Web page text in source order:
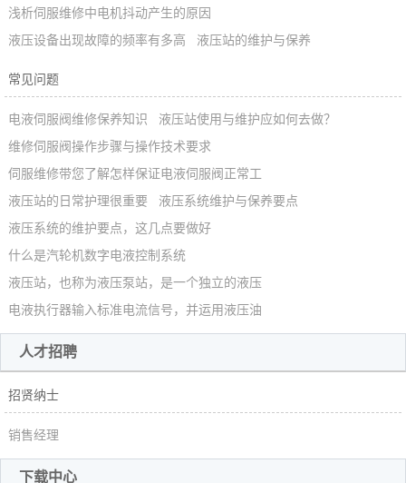
浅析伺服维修中电机抖动产生的原因
液压设备出现故障的频率有多高
液压站的维护与保养
常见问题
电液伺服阀维修保养知识
液压站使用与维护应如何去做？
维修伺服阀操作步骤与操作技术要求
伺服维修带您了解怎样保证电液伺服阀正常工
液压站的日常护理很重要
液压系统维护与保养要点
液压系统的维护要点，这几点要做好
什么是汽轮机数字电液控制系统
液压站，也称为液压泵站，是一个独立的液压
电液执行器输入标准电流信号，并运用液压油
人才招聘
招贤纳士
销售经理
下载中心